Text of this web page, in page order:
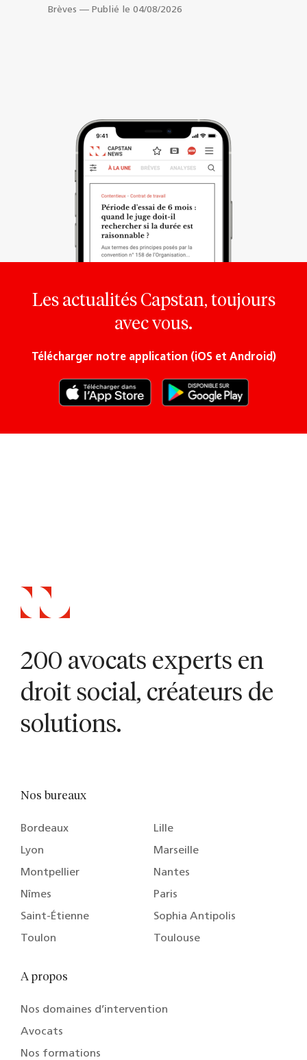
Brèves — Publié le 04/08/2026
Les actualités Capstan, toujours
avec vous.
Télécharger notre application (iOS et Android)
200 avocats experts en
droit social, créateurs de
solutions.
Nos bureaux
Bordeaux
Lille
Lyon
Marseille
Montpellier
Nantes
Nîmes
Paris
Saint-Étienne
Sophia Antipolis
Toulon
Toulouse
A propos
Nos domaines d’intervention
Avocats
Nos formations